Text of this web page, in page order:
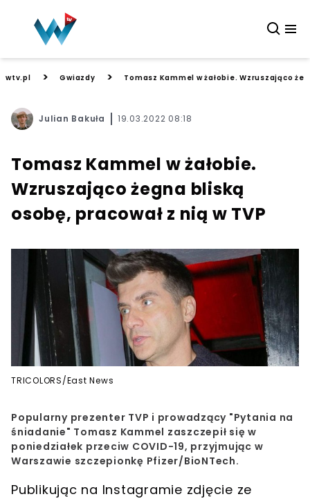
wtv.pl > Gwiazdy > Tomasz Kammel w żałobie. Wzruszająco
Julian Bakuła 19.03.2022 08:18
Tomasz Kammel w żałobie.
Wzruszająco żegna bliską
osobę, pracował z nią w TVP
TRICOLORS/East News
Popularny prezenter TVP i prowadzący "Pytania na
śniadanie" Tomasz Kammel zaszczepił się w
poniedziałek przeciw COVID-19, przyjmując w
Warszawie szczepionkę Pfizer/BioNTech.
Publikując na Instagramie zdjęcie ze